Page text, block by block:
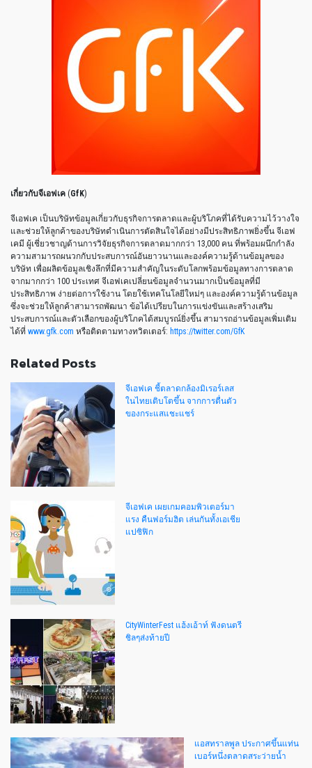
เกี่ยวกับจีเอฟเค (GfK)
จีเอฟเค เป็นบริษัทข้อมูลเกี่ยวกับธุรกิจการตลาดและผู้บริโภคที่ได้รับความไว้วางใจ
และช่วยให้ลูกค้าของบริษัทดำเนินการตัดสินใจได้อย่างมีประสิทธิภาพยิ่งขึ้น จีเอฟ
เคมี ผู้เชี่ยวชาญด้านการวิจัยธุรกิจการตลาดมากกว่า 13,000 คน ที่พร้อมผนึกกำลัง
ความสามารถผนวกกับประสบการณ์อันยาวนานและองค์ความรู้ด้านข้อมูลของ
บริษัท เพื่อผลิตข้อมูลเชิงลึกที่มีความสำคัญในระดับโลกพร้อมข้อมูลทางการตลาด
จากมากกว่า 100 ประเทศ จีเอฟเคเปลี่ยนข้อมูลจำนวนมากเป็นข้อมูลที่มี
ประสิทธิภาพ ง่ายต่อการใช้งาน โดยใช้เทคโนโลยีใหม่ๆ และองค์ความรู้ด้านข้อมูล
ซึ่งจะช่วยให้ลูกค้าสามารถพัฒนา ข้อได้เปรียบในการแข่งขันและสร้างเสริม
ประสบการณ์และตัวเลือกของผู้บริโภคได้สมบูรณ์ยิ่งขึ้น สามารถอ่านข้อมูลเพิ่มเติม
ได้ที่ www.gfk.com หรือติดตามทางทวิตเตอร์: https://twitter.com/GfK
Related Posts
จีเอฟเค ชี้ตลาดกล้องมิเรอร์เลส
ในไทยเติบโตขึ้น จากการตื่นตัว
ของกระแสแชะแชร์
จีเอฟเค เผยเกมคอมพิวเตอร์มา
แรง คืนฟอร์มฮิต เล่นกันทั้งเอเชีย
แปซิฟิก
CityWinterFest แฮ้งเอ้าท์ ฟังดนตรี
ชิลๆส่งท้ายปี
แอสทราลพูล ประกาศขึ้นแท่น
เบอร์หนึ่งตลาดสระว่ายน้ำ